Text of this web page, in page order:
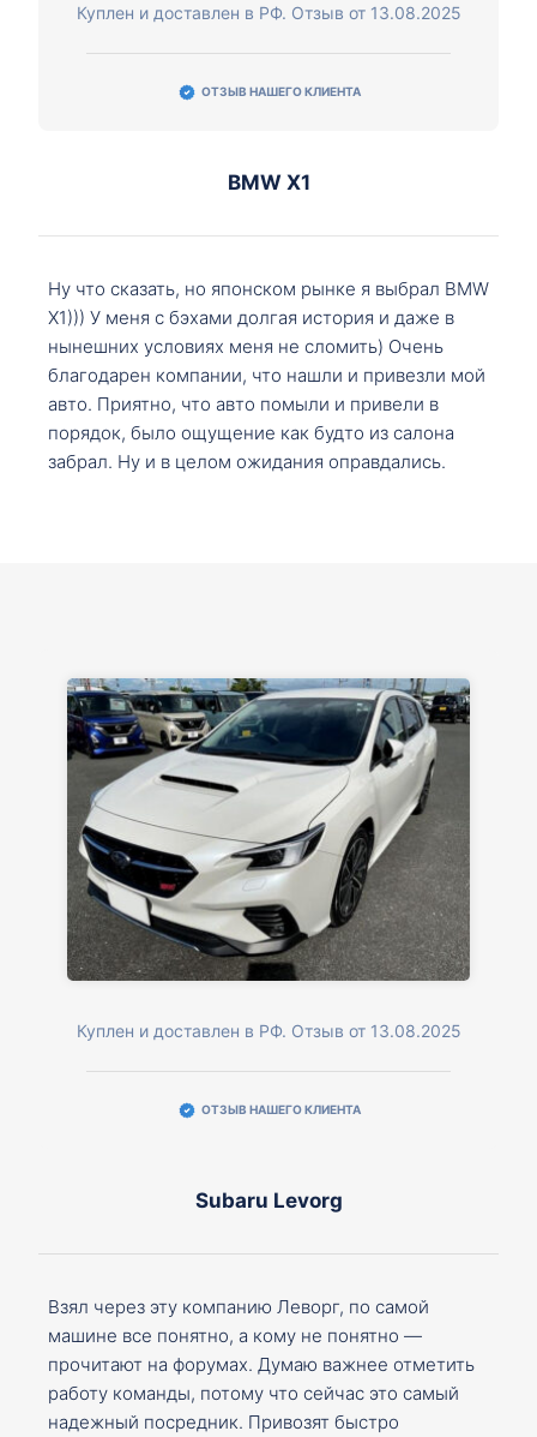
Куплен и доставлен в РФ. Отзыв от 13.08.2025
ОТЗЫВ НАШЕГО КЛИЕНТА
BMW X1
Ну что сказать, но японском рынке я выбрал BMW
X1))) У меня с бэхами долгая история и даже в
нынешних условиях меня не сломить) Очень
благодарен компании, что нашли и привезли мой
авто. Приятно, что авто помыли и привели в
порядок, было ощущение как будто из салона
забрал. Ну и в целом ожидания оправдались.
Куплен и доставлен в РФ. Отзыв от 13.08.2025
ОТЗЫВ НАШЕГО КЛИЕНТА
Subaru Levorg
Взял через эту компанию Леворг, по самой
машине все понятно, а кому не понятно —
прочитают на форумах. Думаю важнее отметить
работу команды, потому что сейчас это самый
надежный посредник. Привозят быстро